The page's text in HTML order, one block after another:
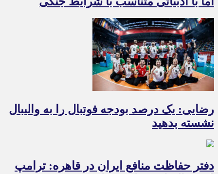
رضایی: یک درصد بودجه فوتبال را به والیبال
نشسته بدهید
دفتر حفاظت منافع ایران در قاهره: ترامپ